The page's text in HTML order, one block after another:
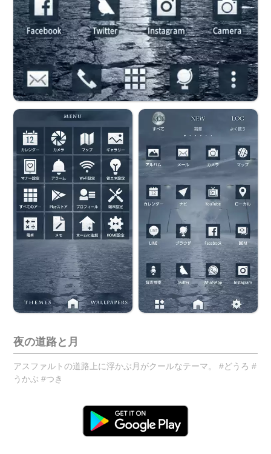
夜の道路と月
アスファルトの道路上に浮かぶ月がクールなテーマ。 #どうろ #
うかぶ #つき